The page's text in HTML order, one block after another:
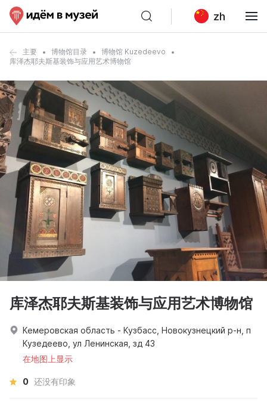
zh
主要 博物馆目录
博物馆 Kuzedeevo
库泽杰耶夫斯基装饰与应用艺术博物馆
库泽杰耶夫斯基装饰与应用艺术博物馆
Кемеровская область - Кузбасс, Новокузнецкий р-н, п
Кузедеево, ул Ленинская, зд 43
在地图上显示
0 还没有印象